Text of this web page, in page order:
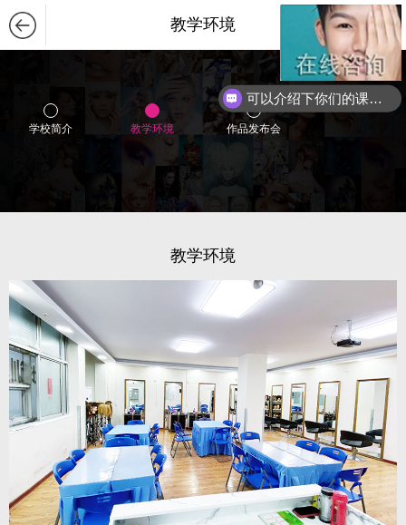
教学环境
学校简介 教学环境 作品发布会
教学环境
可以介绍下你们的课程么？